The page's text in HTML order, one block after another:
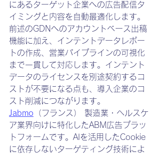
にあるターゲット企業への広告配信タ
イミングと内容を自動最適化します。
前述のGDNへのアカウントベース出稿
機能に加え、インテントデータレポー
トの作成、営業パイプラインの可視化
まで一貫して対応します。インテント
データのライセンスを別途契約するコ
ストが不要になる点も、導入企業のコ
スト削減につながります。
Jabmo （フランス） 製造業・ヘルスケ
ア業界向けに特化したABM広告プラッ
トフォームです。AIを活用したCookie
に依存しないターゲティング技術によ